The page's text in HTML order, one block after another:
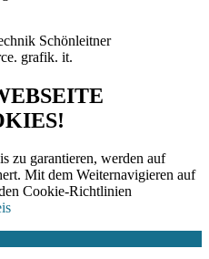
Schönleitner
zu garantieren, werden auf
Mit dem Weiternavigieren auf
Cookie-Richtlinien